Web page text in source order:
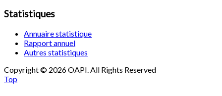
Statistiques
Annuaire statistique
Rapport annuel
Autres statistiques
Copyright © 2026 OAPI. All Rights Reserved
Top